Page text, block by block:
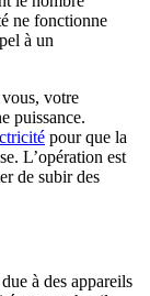
ne fonctionne
à un
votre
puissance.
pour que la
L’opération est
de subir des
à des appareils